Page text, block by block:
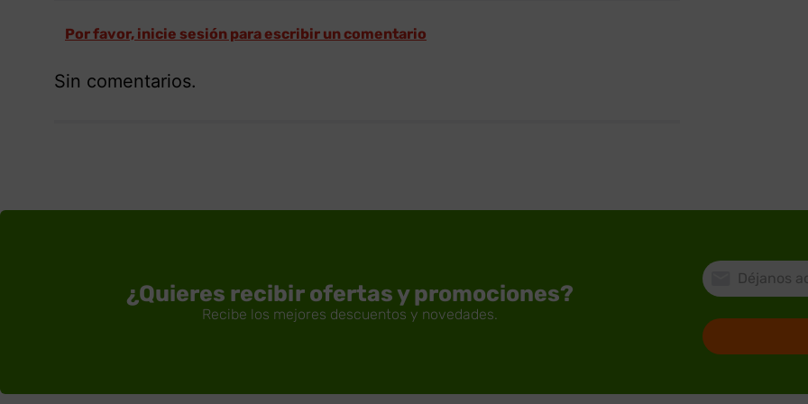
Por favor, inicie sesión para escribir un comentario
Sin comentarios.
¿Quieres recibir ofertas y promociones?